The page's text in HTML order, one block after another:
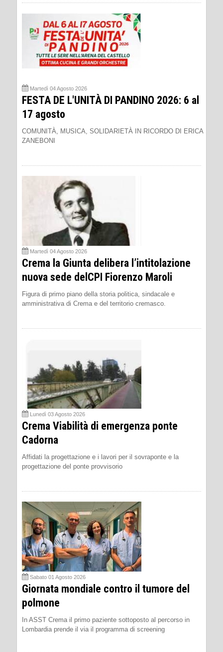
Martedì 04 Agosto 2026
FESTA DE L'UNITÀ DI PANDINO 2026: 6 al
17 agosto
COMUNITÀ, MUSICA, SOLIDARIETÀ IN RICORDO DI ERICA
ZANEBONI
Martedì 04 Agosto 2026
Crema la Giunta delibera l’intitolazione
nuova sede delCPI Fiorenzo Maroli
Figura di primo piano della storia politica, sindacale e
amministrativa di Crema e del territorio cremasco.
Lunedì 03 Agosto 2026
Crema Viabilità di emergenza ponte
Cadorna
Affidati la progettazione e i lavori per il sovraponte e la
progettazione del ponte provvisorio
Sabato 01 Agosto 2026
Giornata mondiale contro il tumore del
polmone
In ASST Crema il primo paziente sottoposto al percorso in
Lombardia prende il via il programma di screening